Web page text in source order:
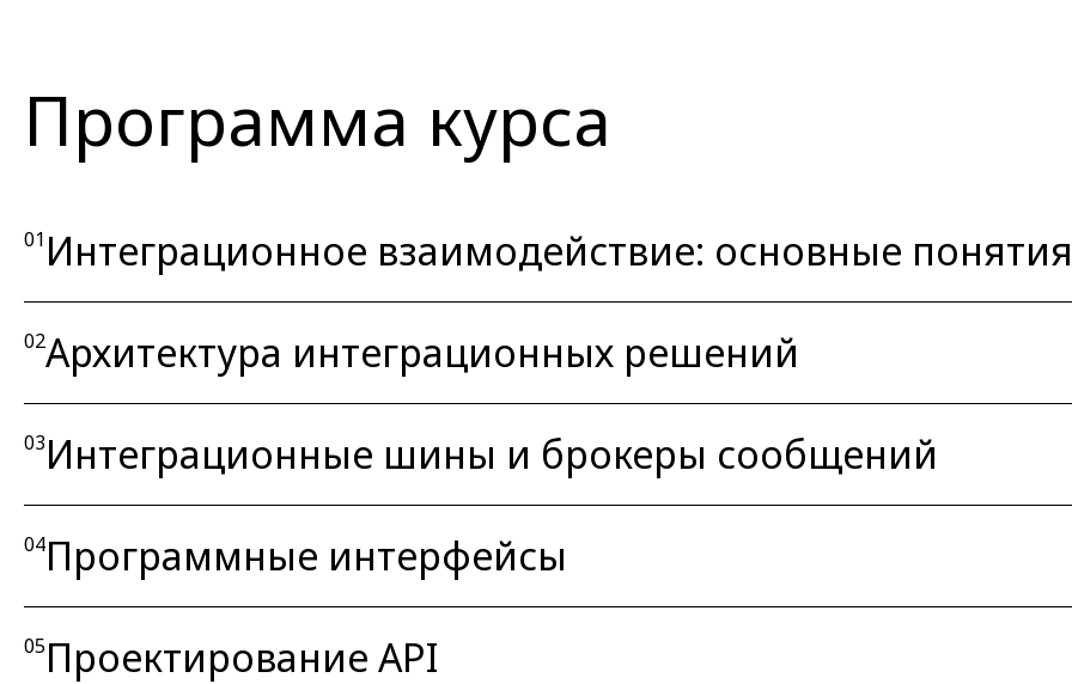
Программа курса
01 Интеграционное взаимодействие: основные понятия
02Архитектура интеграционных решений
03Интеграционные шины и брокеры сообщений
04Программные интерфейсы
05Проектирование API